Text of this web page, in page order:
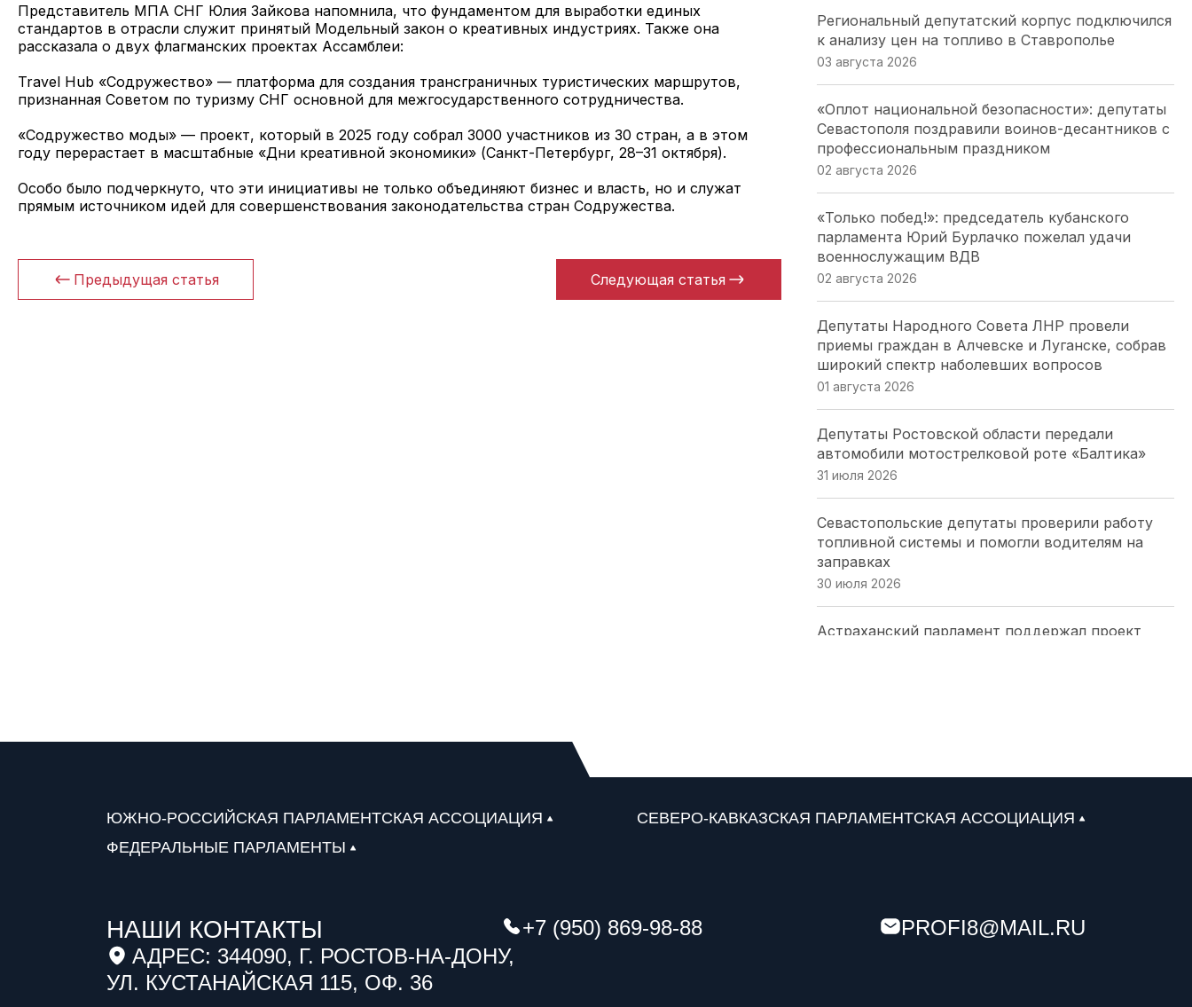
Представитель МПА СНГ Юлия Зайкова напомнила, что фундаментом для выработки единых
стандартов в отрасли служит принятый Модельный закон о креативных индустриях. Также она
рассказала о двух флагманских проектах Ассамблеи:
Travel Hub «Содружество» — платформа для создания трансграничных туристических маршрутов,
признанная Советом по туризму СНГ основной для межгосударственного сотрудничества.
«Содружество моды» — проект, который в 2025 году собрал 3000 участников из 30 стран, а в этом
году перерастает в масштабные «Дни креативной экономики» (Санкт-Петербург, 28–31 октября).
Особо было подчеркнуто, что эти инициативы не только объединяют бизнес и власть, но и служат
прямым источником идей для совершенствования законодательства стран Содружества.
Предыдущая статья Следующая статья
Региональный депутатский корпус подключился
к анализу цен на топливо в Ставрополье
03 августа 2026
«Оплот национальной безопасности»: депутаты
Севастополя поздравили воинов-десантников с
профессиональным праздником
02 августа 2026
«Только побед!»: председатель кубанского
парламента Юрий Бурлачко пожелал удачи
военнослужащим ВДВ
02 августа 2026
Депутаты Народного Совета ЛНР провели
приемы граждан в Алчевске и Луганске, собрав
широкий спектр наболевших вопросов
01 августа 2026
Депутаты Ростовской области передали
автомобили мотострелковой роте «Балтика»
31 июля 2026
Севастопольские депутаты проверили работу
топливной системы и помогли водителям на
заправках
30 июля 2026
Астраханский парламент поддержал проект
А. Ищенко . Донской парламент будет так же
настойчиво продвигать свои инициативы и в
Депутатский наказ парламента Адыгеи: более
200 курсантов ДГТУ приняли присягу в Майкопе
ЮЖНО-РОССИЙСКАЯ ПАРЛАМЕНТСКАЯ АССОЦИАЦИЯ
СЕВЕРО-КАВКАЗСКАЯ ПАРЛАМЕНТСКАЯ АССОЦИАЦИЯ
ФЕДЕРАЛЬНЫЕ ПАРЛАМЕНТЫ
НАШИ КОНТАКТЫ +7 (950) 869-98-88
PROFI8@MAIL.RU
АДРЕС: 344090, Г. РОСТОВ-НА-ДОНУ,
УЛ. КУСТАНАЙСКАЯ 115, ОФ. 36